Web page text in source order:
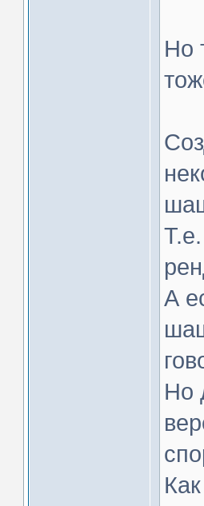
Но
А
Но